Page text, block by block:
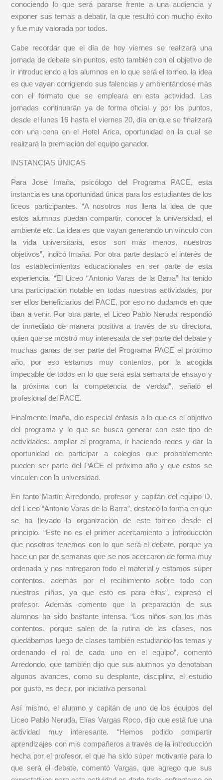
conociendo lo que será pararse frente a una audiencia y
exponer sus temas a debatir, la que resultó con mucho éxito
y fue muy valorada por todos.
Cabe recordar que el día de hoy viernes se realizará una
jornada de debate sin puntos, esto también con el objetivo de
ir introduciendo a los alumnos en lo que será el torneo, la idea
es que vayan corrigiendo sus falencias y ambientándose más
con el formato que se empleara en esta actividad. Las
jornadas continuarán ya de forma oficial y por los puntos,
desde el lunes 16 hasta el viernes 20, día en que se finalizará
con una cena en el Hotel Arica, oportunidad en la cual se
realizará la premiación del equipo ganador.
INSTANCIAS ÚNICAS
Para José Imaña, psicólogo del Programa PACE, esta
instancia es una oportunidad única para los estudiantes de los
liceos participantes. “A nosotros nos llena la idea de que
estos alumnos puedan compartir, conocer la universidad, el
ambiente etc. La idea es que vayan generando un vínculo con
la vida universitaria, esos son más menos, nuestros
objetivos”, indicó Imaña. Por otra parte destacó el interés de
los establecimientos educacionales en ser parte de esta
experiencia. “El Liceo “Antonio Varas de la Barra” ha tenido
una participación notable en todas nuestras actividades, por
ser ellos beneficiarios del PACE, por eso no dudamos en que
iban a venir. Por otra parte, el Liceo Pablo Neruda respondió
de inmediato de manera positiva a través de su directora,
quien que se mostró muy interesada de ser parte del debate y
muchas ganas de ser parte del Programa PACE el próximo
año, por eso estamos muy contentos, por la acogida
impecable de todos en lo que será esta semana de ensayo y
la próxima con la competencia de verdad”, señaló el
profesional del PACE.
Finalmente Imaña, dio especial énfasis a lo que es el objetivo
del programa y lo que se busca generar con este tipo de
actividades: ampliar el programa, ir haciendo redes y dar la
oportunidad de participar a colegios que probablemente
pueden ser parte del PACE el próximo año y que estos se
vinculen con la universidad.
En tanto Martín Arredondo, profesor y capitán del equipo D,
del Liceo “Antonio Varas de la Barra”, destacó la forma en que
se ha llevado la organización de este torneo desde el
principio. “Este no es el primer acercamiento o introducción
que nosotros tenemos con lo que será el debate, porque ya
hace un par de semanas que se nos acercaron de forma muy
ordenada y nos entregaron todo el material y estamos súper
contentos, además por el recibimiento sobre todo con
nuestros niños, ya que esto es para ellos”, expresó el
profesor. Además comento que la preparación de sus
alumnos ha sido bastante intensa. “Los niños son los más
contentos, porque salen de la rutina de las clases, nos
quedábamos luego de clases también estudiando los temas y
ordenando el rol de cada uno en el equipo”, comentó
Arredondo, que también dijo que sus alumnos ya denotaban
algunos avances, como su desplante, disciplina, el estudio
por gusto, es decir, por iniciativa personal.
Así mismo, el alumno y capitán de uno de los equipos del
Liceo Pablo Neruda, Elías Vargas Roco, dijo que está fue una
actividad muy interesante. “Hemos podido compartir
aprendizajes con mis compañeros a través de la introducción
hecha por el profesor, el que ha sido súper motivante para lo
que será el debate, comentó Vargas, que agrego que sus